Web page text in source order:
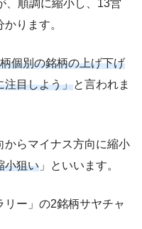
、順調に縮小し、13営
ります。
個別の銘柄の上げ下げ
注目しよう」と言われま
からマイナス方向に縮小
小狙い 」といいます。
リー」の2銘柄サヤチャ